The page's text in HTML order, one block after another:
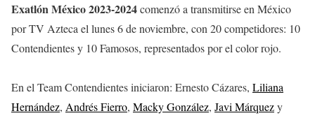
Exatlón México 2023-2024comenzó a transmitirse en México
por TV Azteca el lunes 6 de noviembre, con 20 competidores: 10
Contendientes y 10 Famosos, representados por el color rojo.
En el Team Contendientes iniciaron: Ernesto Cázares, Liliana
Hernández, Andrés Fierro, Macky González, Javi Márquezy